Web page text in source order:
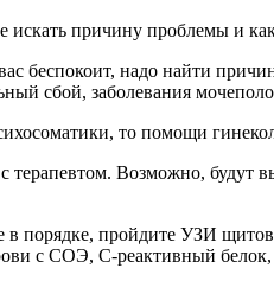
искать причину проблемы и
беспокоит, надо найти
сбой, заболевания
то помощи
терапевтом. Возможно, будут
в порядке, пройдите УЗИ
с СОЭ, С-реактивный белок,